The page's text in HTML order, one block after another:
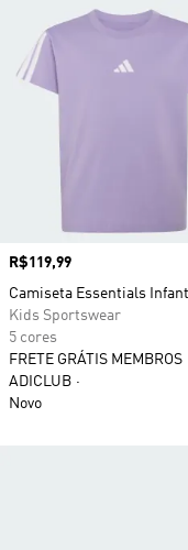
Preço
R$119,99
Camiseta Essentials
Kids Sportswear
5 cores
FRETE GRÁTIS MEMBROS
ADICLUB
Novo